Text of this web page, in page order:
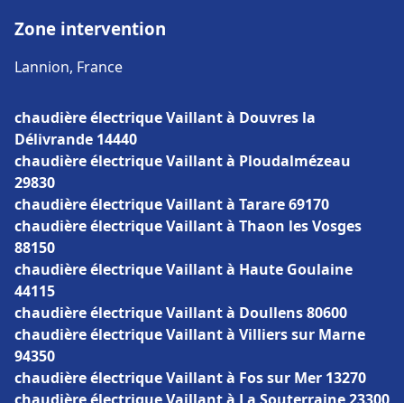
Zone intervention
Lannion, France
chaudière électrique Vaillant à Douvres la
Délivrande 14440
chaudière électrique Vaillant à Ploudalmézeau
29830
chaudière électrique Vaillant à Tarare 69170
chaudière électrique Vaillant à Thaon les Vosges
88150
chaudière électrique Vaillant à Haute Goulaine
44115
chaudière électrique Vaillant à Doullens 80600
chaudière électrique Vaillant à Villiers sur Marne
94350
chaudière électrique Vaillant à Fos sur Mer 13270